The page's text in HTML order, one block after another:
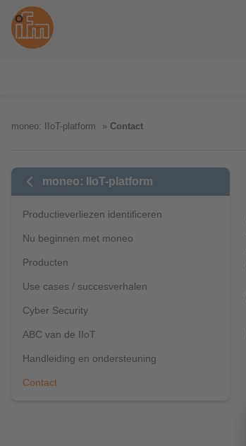
moneo: IIoT-platform Contact
moneo: IIoT-platform
Productieverliezen identificeren
Nu beginnen met moneo
Producten
Use cases / succesverhalen
Cyber Security
ABC van de IIoT
Handleiding en ondersteuning
Contact